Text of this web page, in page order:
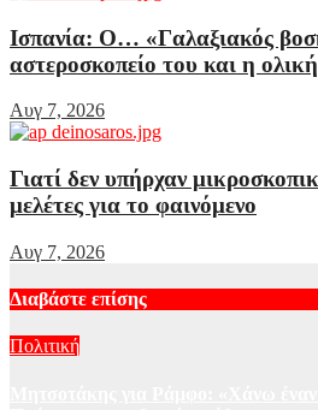
Ισπανία: Ο… «Γαλαξιακός
αστεροσκοπείο του και η
Αυγ 7, 2026
Γιατί δεν υπήρχαν
μελέτες για το φαινόμενο
Αυγ 7, 2026
Διαβάστε επίσης
Πολιτική